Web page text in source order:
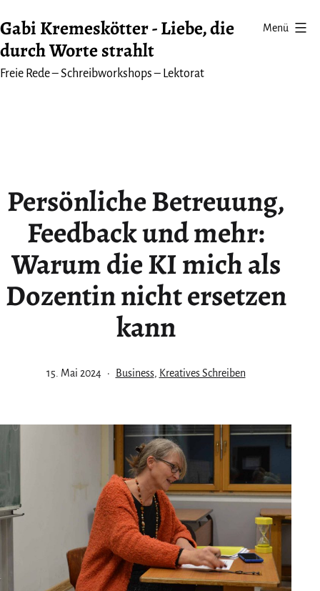
Inhalt
springen
Gabi Kremeskötter - Liebe, die
durch Worte strahlt
Freie Rede – Schreibworkshops – Lektorat
Menü
Persönliche Betreuung,
Feedback und mehr:
Warum die KI mich als
Dozentin nicht ersetzen
kann
Veröffentlicht
15. Mai 2024
Kategorisiert
Business, Kreatives Schreiben